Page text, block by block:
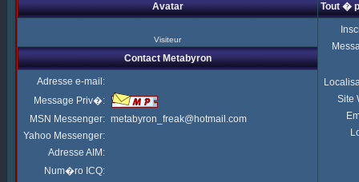
Avatar Tout �
Visiteur
Site
Contact Metabyron
Adresse e-mail:
Message Priv�:
MSN Messenger: metabyron_freak@hotmail.com
Yahoo Messenger:
Adresse AIM:
Num�ro ICQ: